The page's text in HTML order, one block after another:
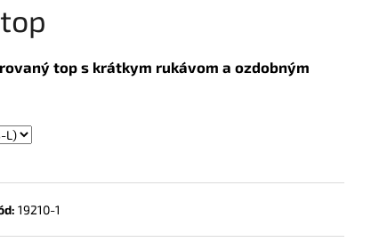
top s krátkym rukávom a ozdobným
19210-1